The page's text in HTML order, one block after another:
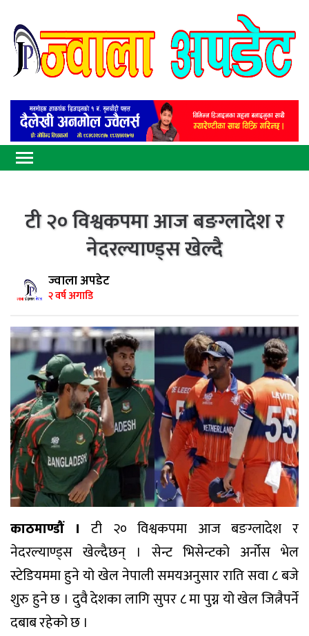
टी २० विश्वकपमा आज बङग्लादेश र
नेदरल्याण्ड्स खेल्दै
ज्वाला अपडेट
२ वर्ष अगाडि
काठमाण्डौं । टी २० विश्वकपमा आज बङग्लादेश र
नेदरल्याण्ड्स खेल्दैछन् । सेन्ट भिसेन्टको अर्नोस भेल
स्टेडियममा हुने यो खेल नेपाली समयअनुसार राति सवा ८ बजे
शुरु हुने छ । दुवै देशका लागि सुपर ८ मा पुग्न यो खेल जित्नैपर्ने
दबाब रहेको छ ।